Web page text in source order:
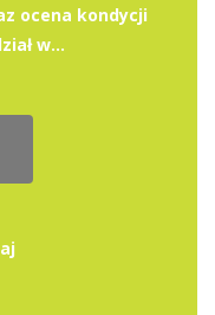
ocena kondycji
w...